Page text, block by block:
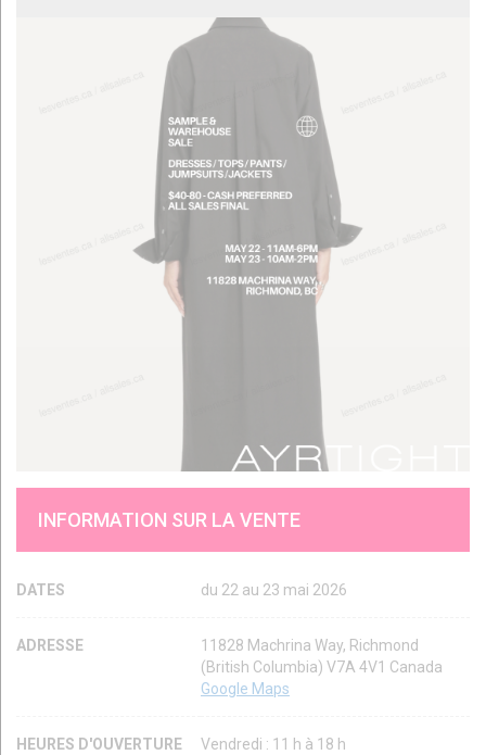
INFORMATION SUR LA VENTE
DATES du 22 au 23 mai 2026
ADRESSE
11828 Machrina Way, Richmond
(British Columbia) V7A 4V1 Canada
Google Maps
HEURES D'OUVERTURE
Vendredi : 11 h à 18 h